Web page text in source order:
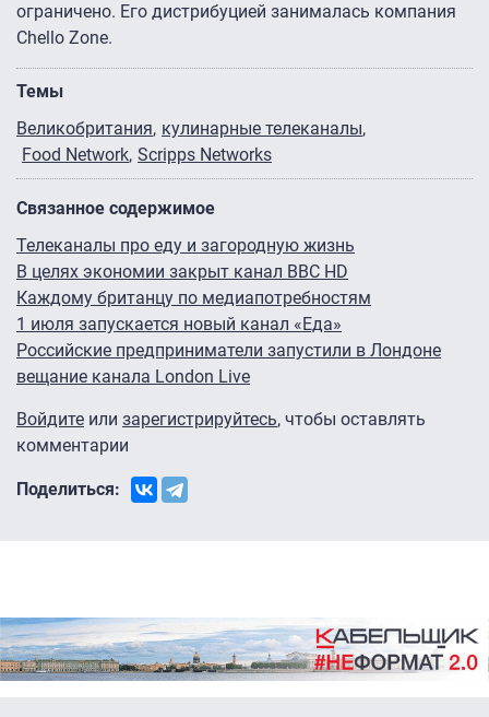
ограничено. Его дистрибуцией занималась компания
Chello Zone.
Темы
Великобритания кулинарные телеканалы
Food Network Scripps Networks
Связанное содержимое
Телеканалы про еду и загородную жизнь
В целях экономии закрыт канал BBC HD
Каждому британцу по медиапотребностям
1 июля запускается новый канал «Еда»
Российские предприниматели запустили в Лондоне
вещание канала London Live
Войдите или зарегистрируйтесь, чтобы оставлять
комментарии
Поделиться: